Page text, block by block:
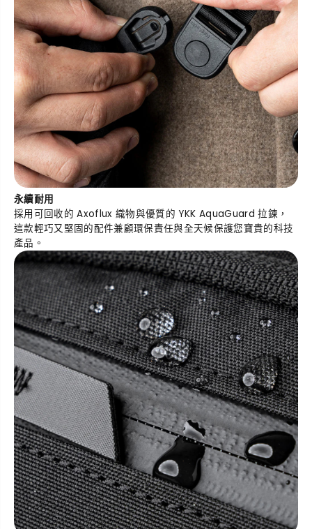
永續耐用
採用可回收的 Axoflux 織物與優質的 YKK AquaGuard 拉鍊，
這款輕巧又堅固的配件兼顧環保責任與全天候保護您寶貴的科技
產品。